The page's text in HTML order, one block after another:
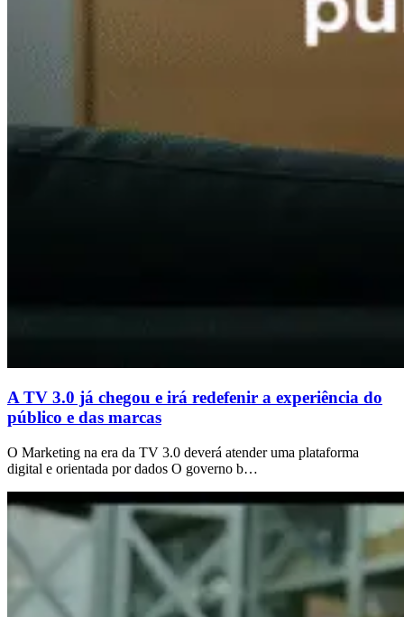
A TV 3.0 já chegou e irá redefenir a experiência do
público e das marcas
O Marketing na era da TV 3.0 deverá atender uma plataforma
digital e orientada por dados O governo b…